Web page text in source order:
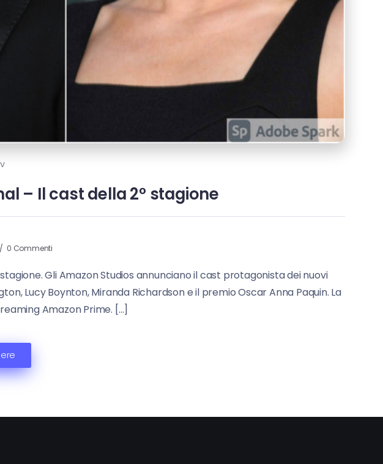
– Il cast della 2° stagione
0 Commenti
Gli Amazon Studios annunciano il cast protagonista dei nuovi
Lucy Boynton, Miranda Richardson e il premio Oscar Anna Paquin. La
Amazon Prime. […]